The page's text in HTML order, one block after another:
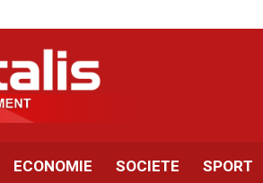
ECONOMIE SOCIETE SPORT